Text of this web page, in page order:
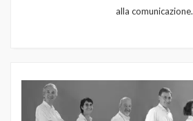
alla comunicazione.